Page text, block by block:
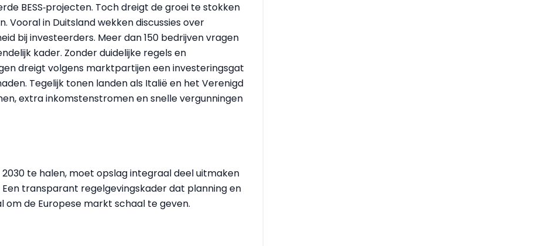
BESS‑projecten. Toch dreigt de groei te stokken
in Duitsland wekken discussies over
bij investeerders. Meer dan 150 bedrijven vragen
kader. Zonder duidelijke regels en
dreigt volgens marktpartijen een investeringsgat
Tegelijk tonen landen als Italië en het Verenigd
extra inkomstenstromen en snelle vergunningen
2030 te halen, moet opslag integraal deel uitmaken
transparant regelgevingskader dat planning en
om de Europese markt schaal te geven.